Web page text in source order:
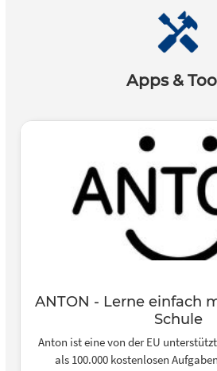
Apps &
ANTON - Lerne einfach
Schule
Anton ist eine von der EU
als 100.000 kostenlosen